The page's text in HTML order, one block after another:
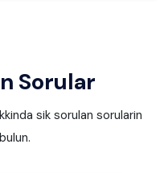
Sorular
sik sorulan sorularin